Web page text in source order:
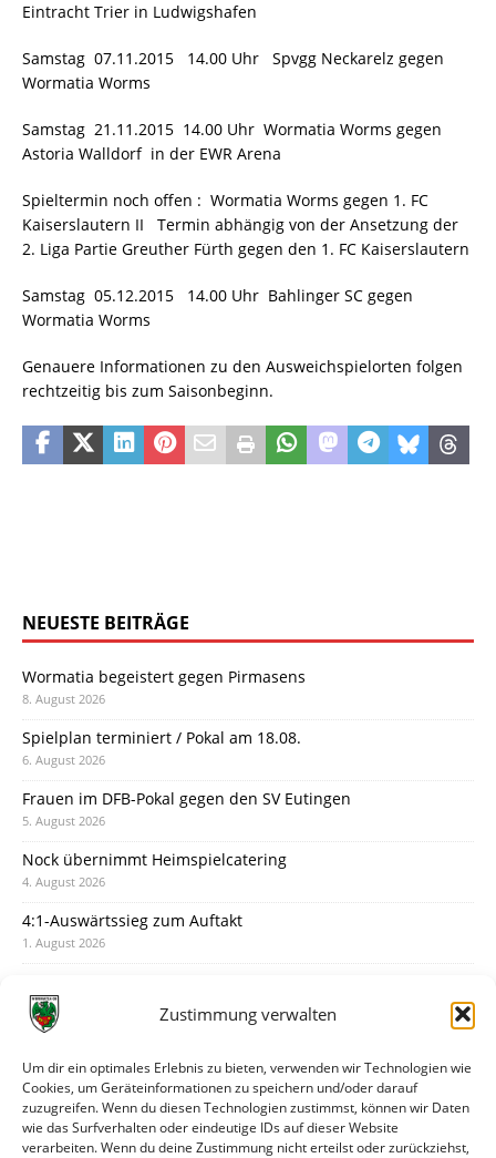
Zustimmung verwalten
Um dir ein optimales Erlebnis zu bieten, verwenden wir Technologien wie
Cookies, um Geräteinformationen zu speichern und/oder darauf
zuzugreifen. Wenn du diesen Technologien zustimmst, können wir Daten
wie das Surfverhalten oder eindeutige IDs auf dieser Website
verarbeiten. Wenn du deine Zustimmung nicht erteilst oder zurückziehst,
Eintracht Trier in Ludwigshafen
Samstag 07.11.2015 14.00 Uhr Spvgg Neckarelz gegen
Wormatia Worms
Samstag 21.11.2015 14.00 Uhr Wormatia Worms gegen
Astoria Walldorf in der EWR Arena
Spieltermin noch offen : Wormatia Worms gegen 1. FC
Kaiserslautern II Termin abhängig von der Ansetzung der
2. Liga Partie Greuther Fürth gegen den 1. FC Kaiserslautern
Samstag 05.12.2015 14.00 Uhr Bahlinger SC gegen
Wormatia Worms
Genauere Informationen zu den Ausweichspielorten folgen
rechtzeitig bis zum Saisonbeginn.
NEUESTE BEITRÄGE
Wormatia begeistert gegen Pirmasens
8. August 2026
Spielplan terminiert / Pokal am 18.08.
6. August 2026
Frauen im DFB-Pokal gegen den SV Eutingen
5. August 2026
Nock übernimmt Heimspielcatering
4. August 2026
4:1-Auswärtssieg zum Auftakt
1. August 2026
31. Juli 2026
30. Juli 2026
Deine Spielminute: 89+1
28. Juli 2026